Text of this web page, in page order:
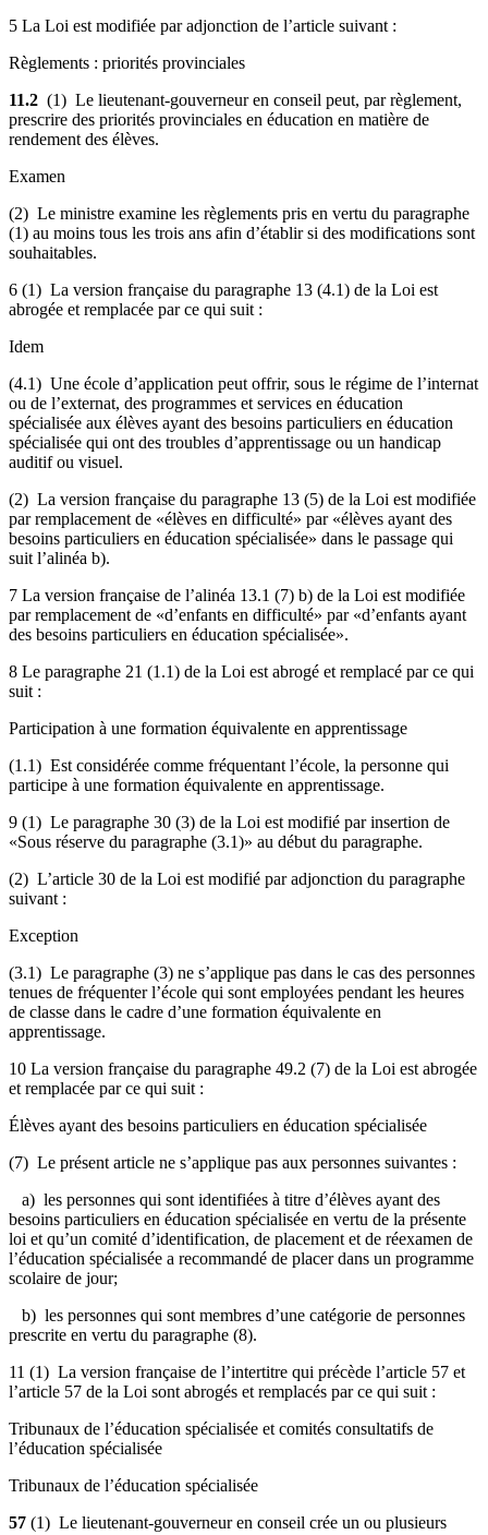
5 La Loi est modifiée par adjonction de l’article suivant :
Règlements : priorités provinciales
11.2 (1) Le lieutenant-gouverneur en conseil peut, par règlement,
prescrire des priorités provinciales en éducation en matière de
rendement des élèves.
Examen
(2) Le ministre examine les règlements pris en vertu du paragraphe
(1) au moins tous les trois ans afin d’établir si des modifications sont
souhaitables.
6 (1) La version française du paragraphe 13 (4.1) de la Loi est
abrogée et remplacée par ce qui suit :
Idem
(4.1) Une école d’application peut offrir, sous le régime de l’internat
ou de l’externat, des programmes et services en éducation
spécialisée aux élèves ayant des besoins particuliers en éducation
spécialisée qui ont des troubles d’apprentissage ou un handicap
auditif ou visuel.
(2) La version française du paragraphe 13 (5) de la Loi est modifiée
par remplacement de «élèves en difficulté» par «élèves ayant des
besoins particuliers en éducation spécialisée» dans le passage qui
suit l’alinéa b).
7 La version française de l’alinéa 13.1 (7) b) de la Loi est modifiée
par remplacement de «d’enfants en difficulté» par «d’enfants ayant
des besoins particuliers en éducation spécialisée».
8 Le paragraphe 21 (1.1) de la Loi est abrogé et remplacé par ce qui
suit :
Participation à une formation équivalente en apprentissage
(1.1) Est considérée comme fréquentant l’école, la personne qui
participe à une formation équivalente en apprentissage.
9 (1) Le paragraphe 30 (3) de la Loi est modifié par insertion de
«Sous réserve du paragraphe (3.1)» au début du paragraphe.
(2) L’article 30 de la Loi est modifié par adjonction du paragraphe
suivant :
Exception
(3.1) Le paragraphe (3) ne s’applique pas dans le cas des personnes
tenues de fréquenter l’école qui sont employées pendant les heures
de classe dans le cadre d’une formation équivalente en
apprentissage.
10 La version française du paragraphe 49.2 (7) de la Loi est abrogée
et remplacée par ce qui suit :
Élèves ayant des besoins particuliers en éducation spécialisée
(7) Le présent article ne s’applique pas aux personnes suivantes :
a) les personnes qui sont identifiées à titre d’élèves ayant des
besoins particuliers en éducation spécialisée en vertu de la présente
loi et qu’un comité d’identification, de placement et de réexamen de
l’éducation spécialisée a recommandé de placer dans un programme
scolaire de jour;
b) les personnes qui sont membres d’une catégorie de personnes
prescrite en vertu du paragraphe (8).
11 (1) La version française de l’intertitre qui précède l’article 57 et
l’article 57 de la Loi sont abrogés et remplacés par ce qui suit :
Tribunaux de l’éducation spécialisée et comités consultatifs de
l’éducation spécialisée
Tribunaux de l’éducation spécialisée
57 (1) Le lieutenant-gouverneur en conseil crée un ou plusieurs